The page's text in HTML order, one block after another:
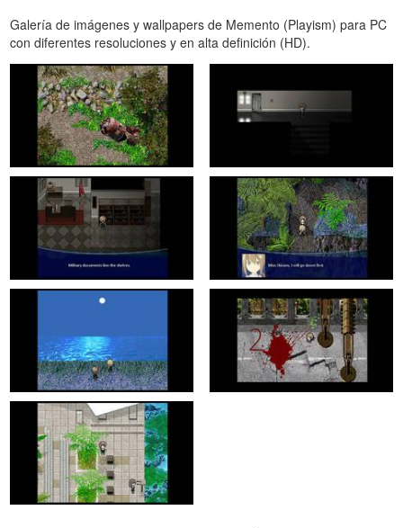
Galería de imágenes y wallpapers de Memento (Playism) para PC
con diferentes resoluciones y en alta definición (HD).